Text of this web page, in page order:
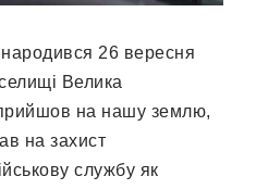
26 вересня
Велика
на нашу землю,
на захист
службу як